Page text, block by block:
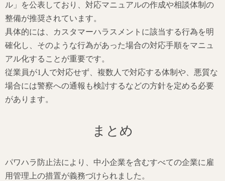
ル」を公表しており、対応マニュアルの作成や相談体制の
整備が推奨されています。
具体的には、カスタマーハラスメントに該当する行為を明
確化し、そのような行為があった場合の対応手順をマニュ
アル化することが重要です。
従業員が1人で対応せず、複数人で対応する体制や、悪質な
場合には警察への通報も検討するなどの方針を定める必要
があります。
まとめ
パワハラ防止法により、中小企業を含むすべての企業に雇
用管理上の措置が義務づけられました。